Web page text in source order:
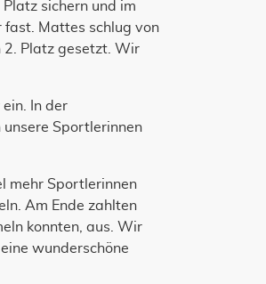
sichern und im
fast. Mattes schlug von
2. Platz gesetzt. Wir
In der
Sportlerinnen
mehr Sportlerinnen
Am Ende zahlten
konnten, aus. Wir
wunderschöne